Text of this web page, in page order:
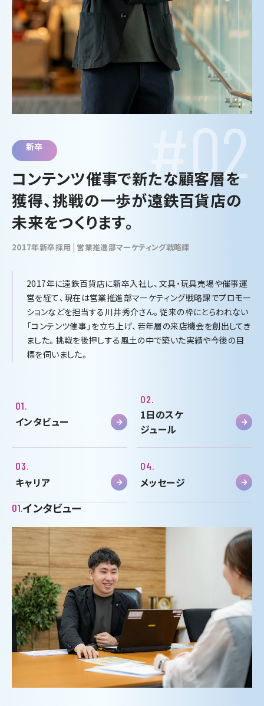
#02
新卒
コンテンツ催事で新たな顧客層を
獲得、挑戦の一歩が遠鉄百貨店の
未来をつくります。
2017年新卒採用 | 営業推進部マーケティング戦略課
2017年に遠鉄百貨店に新卒入社し、文具・玩具売場や催事運
営を経て、現在は営業推進部マーケティング戦略課でプロモー
ションなどを担当する川井秀介さん。従来の枠にとらわれない
「コンテンツ催事」を立ち上げ、若年層の来店機会を創出してき
ました。挑戦を後押しする風土の中で築いた実績や今後の目
標を伺いました。
01.
インタビュー
02.
1日のスケ
ジュール
03.
キャリア
04.
メッセージ
01.インタビュー